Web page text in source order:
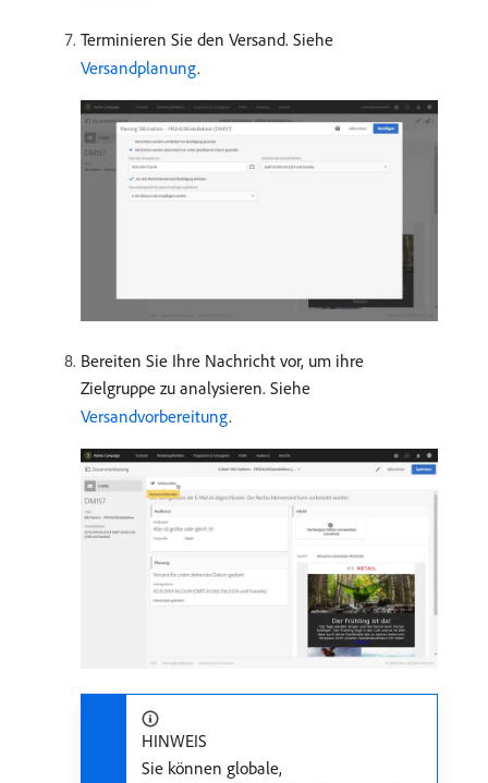
Terminieren Sie den Versand. Siehe
Versandplanung.
Bereiten Sie Ihre Nachricht vor, um ihre
Zielgruppe zu analysieren. Siehe
Versandvorbereitung.
HINWEIS
Sie können globale,